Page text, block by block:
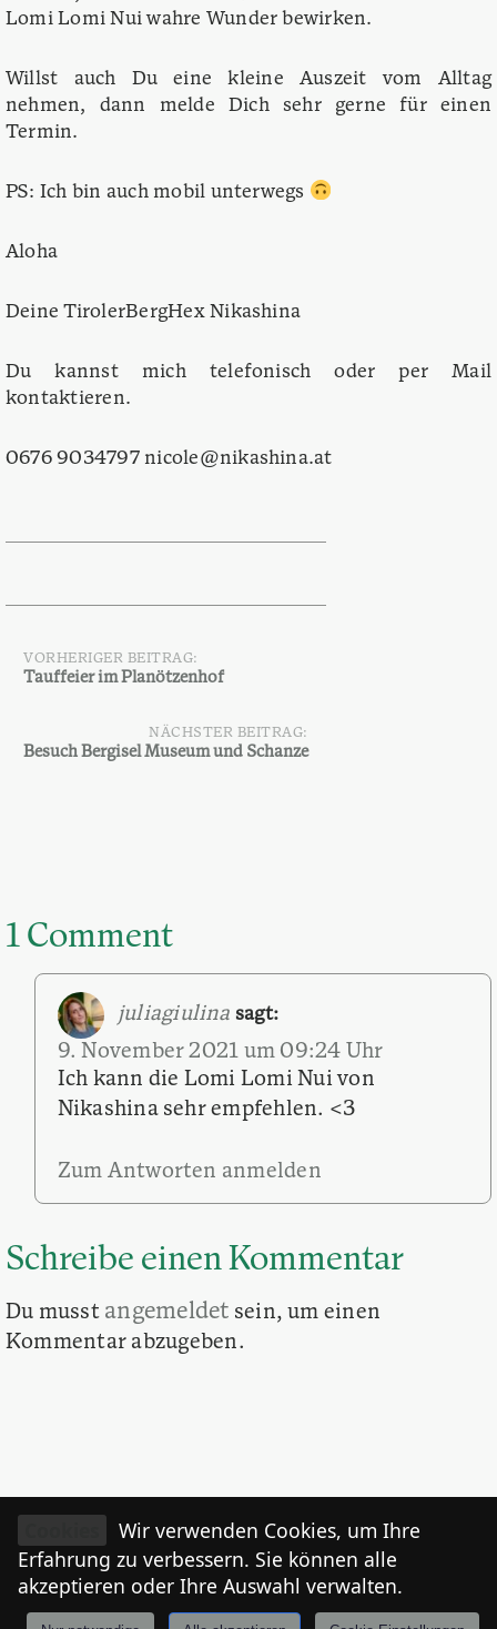
Lomi Lomi Nui wahre Wunder bewirken.
Willst auch Du eine kleine Auszeit vom Alltag
nehmen, dann melde Dich sehr gerne für einen
Termin.
PS: Ich bin auch mobil unterwegs
Aloha
Deine TirolerBergHex Nikashina
Du kannst mich telefonisch oder per Mail
kontaktieren.
0676 9034797 nicole@nikashina.at
Beitragsnavigation
VORHERIGER BEITRAG:
Tauffeier im Planötzenhof
NÄCHSTER BEITRAG:
Besuch Bergisel Museum und Schanze
1 Comment
juliagiulina sagt:
9. November 2021 um 09:24 Uhr
Ich kann die Lomi Lomi Nui von
Nikashina sehr empfehlen. <3
Zum Antworten anmelden
Schreibe einen Kommentar
Du musst angemeldet sein, um einen
Kommentar abzugeben.
Wir verwenden Cookies, um Ihre
Erfahrung zu verbessern. Sie können alle
akzeptieren oder Ihre Auswahl verwalten.